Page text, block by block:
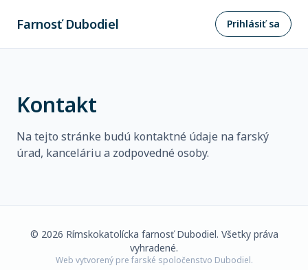
Farnosť Dubodiel Prihlásiť sa
Kontakt
Na tejto stránke budú kontaktné údaje na farský
úrad, kanceláriu a zodpovedné osoby.
© 2026 Rímskokatolícka farnosť Dubodiel. Všetky práva
vyhradené.
Web vytvorený pre farské spoločenstvo Dubodiel.